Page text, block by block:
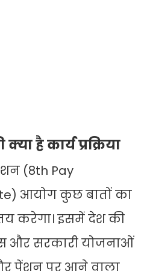
है कार्य प्रक्रिया
(8th Pay
आयोग कुछ बातों का
करेगा। इसमें देश की
और सरकारी योजनाओं
पेंशन पर आने वाला